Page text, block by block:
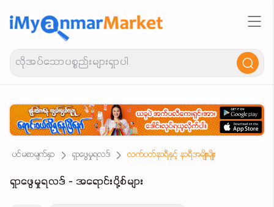
ပင်မစာမျက်နှာ ရှာဖွေမှုရလဒ် လက်ပတ်နာရီနှင့် နာရီအမျိုးမျိုး
ရှာဖွေမှုရလဒ် - အရောင်းပို့စ်များ